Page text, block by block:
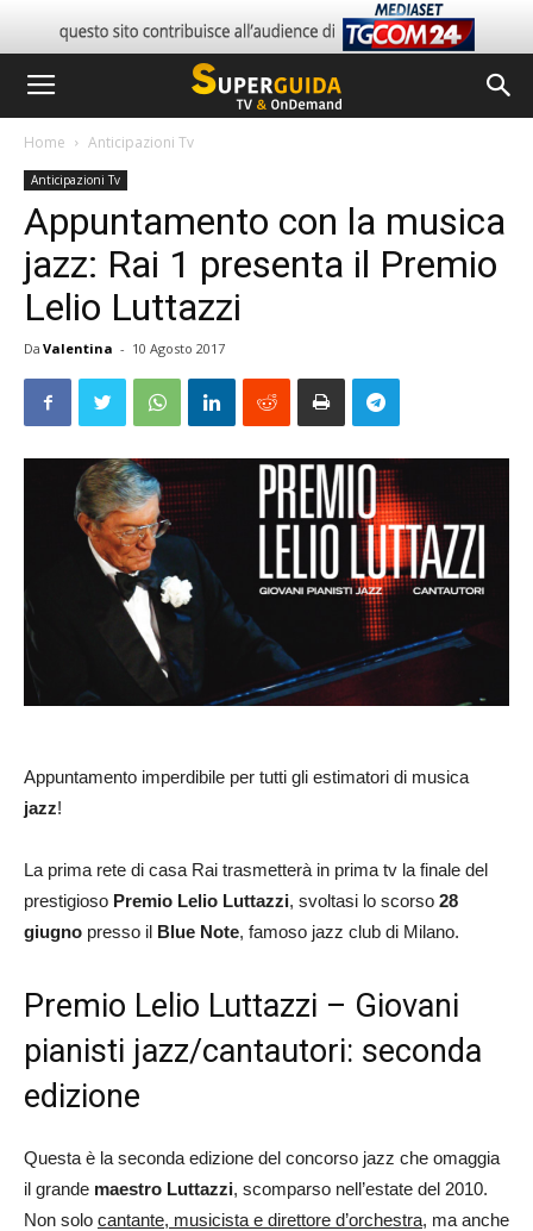
Home Anticipazioni Tv
Anticipazioni Tv
Appuntamento con la musica
jazz: Rai 1 presenta il Premio
Lelio Luttazzi
Da Valentina - 10 Agosto 2017
Appuntamento imperdibile per tutti gli estimatori di musica
jazz!
La prima rete di casa Rai trasmetterà in prima tv la finale del
prestigioso Premio Lelio Luttazzi, svoltasi lo scorso 28
giugno presso il Blue Note, famoso jazz club di Milano.
Premio Lelio Luttazzi – Giovani
pianisti jazz/cantautori: seconda
edizione
Questa è la seconda edizione del concorso jazz che omaggia
il grande maestro Luttazzi, scomparso nell’estate del 2010.
Non solo cantante, musicista e direttore d’orchestra, ma anche